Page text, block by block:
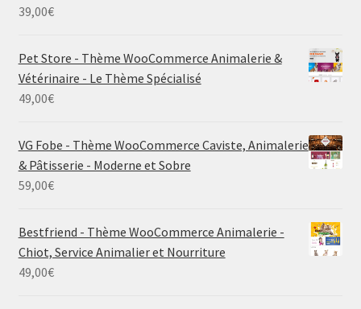
39,00€
Pet Store - Thème WooCommerce Animalerie &
Vétérinaire - Le Thème Spécialisé
49,00€
VG Fobe - Thème WooCommerce Caviste, Animalerie
& Pâtisserie - Moderne et Sobre
59,00€
Bestfriend - Thème WooCommerce Animalerie -
Chiot, Service Animalier et Nourriture
49,00€